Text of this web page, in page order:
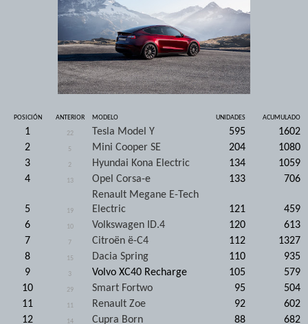
POSICIÓN ANTERIOR MODELO UNIDADES ACUMULADO
1 22 Tesla Model Y 595
1602
2
5 Mini Cooper SE 204
1080
3
2 Hyundai Kona Electric 134
1059
4
13 Opel Corsa-e 133 706
5 19
Renault Megane E-Tech
Electric
121
459
6
10 Volkswagen ID.4 120
613
7
7 Citroën ë-C4 112
1327
8
15 Dacia Spring 110
935
9
3 Volvo XC40 Recharge 105
579
10
29 Smart Fortwo 95
504
11
11 Renault Zoe 92
602
12
14 Cupra Born 88
682